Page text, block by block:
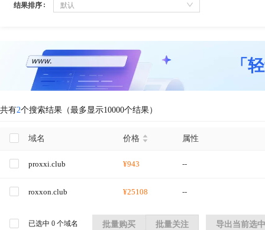
结果排序 默认
「
共有2个搜索结果（最多显示10000个结果）
域名 价格 属性
proxxi.club ¥943 --
roxxon.club ¥25108 --
已选中 0 个域名 批量购买 批量关注 导出当前选中